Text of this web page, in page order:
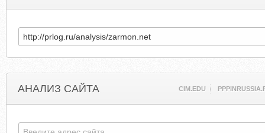
АНАЛИЗ САЙТА CIM.EDU